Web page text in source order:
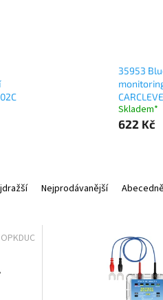
35953
Skladem*
622 Kč
Nejprodávanější Abecedně